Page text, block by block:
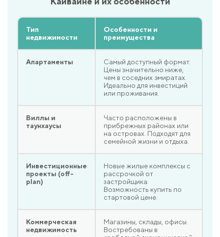
Тип
недвижимости
Особенности и
преимущества
Апартаменты
Самый доступный формат.
Цены значительно ниже,
чем в соседних эмиратах.
Идеально для инвестиций
или проживания.
Виллы и
таунхаусы
Часто расположены в
прибрежных районах или
на островах. Подходят для
семейной жизни и отдыха.
Инвестиционные
проекты (off-
plan)
Новые жилые комплексы с
рассрочкой от
застройщика.
Возможность купить по
стартовой цене.
Коммерческая
недвижимость
Магазины, склады, офисы.
Востребованы в